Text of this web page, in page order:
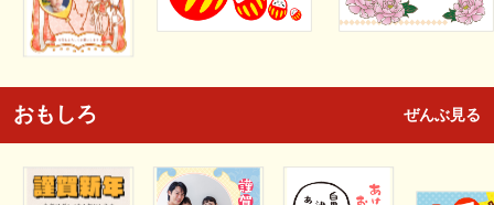
おもしろ ぜんぶ見る